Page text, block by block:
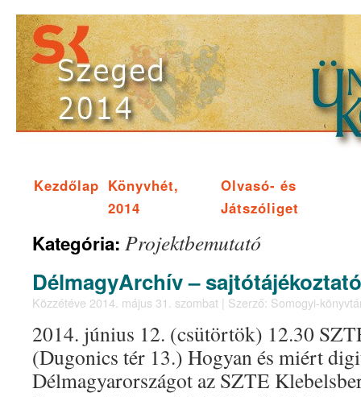
Kezdőlap Könyvhét,
2014
Olvasó- és
Játszóliget
Kategória: Projektbemutató
DélmagyArchív –
Közzétéve 2014. május 31. szombat | Szerző: Somogyi-
2014. június 12. (csütörtök) 12.30
(Dugonics tér 13.) Hogyan és miért
Délmagyarországot az SZTE